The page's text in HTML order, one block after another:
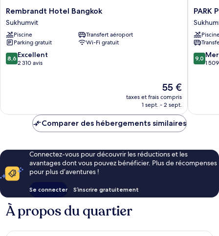
Rembrandt
Hotel
Bangkok
Sukhumvit
Rembrandt Hotel Bangkok
Sukhumvit
Piscine
Transfert aéroport
Parking gratuit
Wi-Fi gratuit
8.6
sur
8,6 Excellent
2 310 avis
Le
nouveau
prix
de
55 €
taxes et frais compris
1 sept. - 2 sept.
PARK
PLAZA
SOI
18
PARK
9.0
sur
9,0
1
Comparer des hébergements similaires
Connectez-vous pour découvrir les réductions et les
avantages dont vous pouvez bénéficier. Plus de récompenses
pour plus d’aventures !
Se connecter S’inscrire gratuitement
À propos du quartier